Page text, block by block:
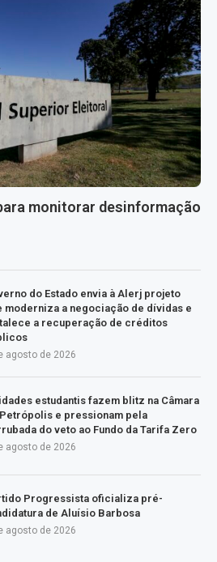
monitorar desinformação
do Estado envia à Alerj projeto
moderniza a negociação de dívidas e
a recuperação de créditos
agosto de 2026
estudantis fazem blitz na Câmara
e pressionam pela
do veto ao Fundo da Tarifa Zero
agosto de 2026
Progressista oficializa pré-
de Aluísio Barbosa
agosto de 2026